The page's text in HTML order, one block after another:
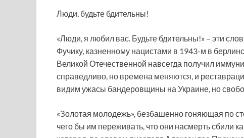
Люди, будьте бдительны!
«Люди, я любил вас. Будьте бдительны!» – эти
Фучику, казненному нацистами в 1943-м в
Великой Отечественной навсегда получил
справедливо, но времена меняются, и
видим ужасы бандеровщины на Украине, но
«Золотая молодежь», безбашенно гоняющая по
чего бы им переживать, что они насмерть сбили